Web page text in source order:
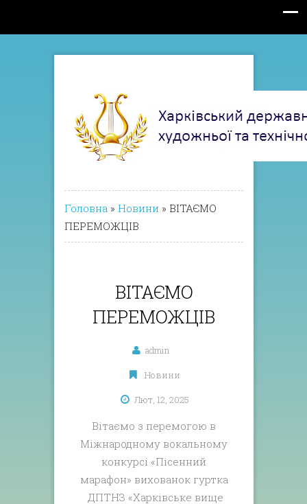
Головна » Новини » ВІТАЄМО
ПЕРЕМОЖЦІВ
ВІТАЄМО
ПЕРЕМОЖЦІВ
admin
Новини
Лют, 12, 2025
Вітаємо з перемогою в
Міжнародному вокальному
конкурсі «Пісенний
марафон» вихованок гуртка
ДПТНЗ «Харківське вище